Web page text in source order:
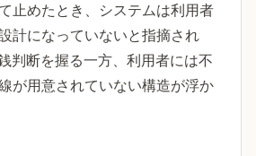
止めたとき、システムは利用者
計になっていないと指摘され
判断を握る一方、利用者には不
が用意されていない構造が浮か